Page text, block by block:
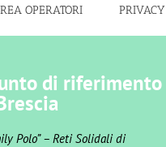
OPERATORI PRIVACY
di riferimento
Polo” – Reti Solidali di